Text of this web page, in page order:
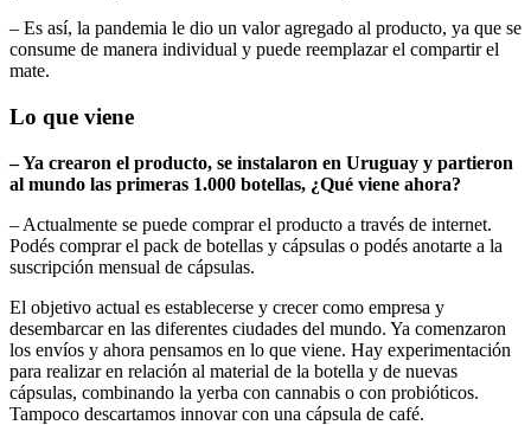
– Es así, la pandemia le dio un valor agregado al producto, ya que se
consume de manera individual y puede reemplazar el compartir el
mate.
Lo que viene
– Ya crearon el producto, se instalaron en Uruguay y partieron
al mundo las primeras 1.000 botellas, ¿Qué viene ahora?
– Actualmente se puede comprar el producto a través de internet.
Podés comprar el pack de botellas y cápsulas o podés anotarte a la
suscripción mensual de cápsulas.
El objetivo actual es establecerse y crecer como empresa y
desembarcar en las diferentes ciudades del mundo. Ya comenzaron
los envíos y ahora pensamos en lo que viene. Hay experimentación
para realizar en relación al material de la botella y de nuevas
cápsulas, combinando la yerba con cannabis o con probióticos.
Tampoco descartamos innovar con una cápsula de café.